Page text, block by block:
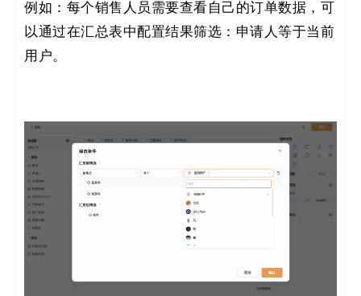
例如：每个销售人员需要查看自己的订单数据，可
以通过在汇总表中配置结果筛选：申请人等于当前
用户。